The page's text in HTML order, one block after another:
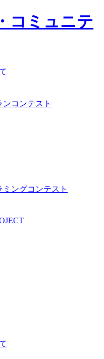
コンテスト
ングコンテスト